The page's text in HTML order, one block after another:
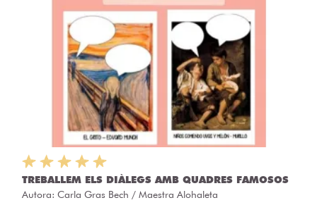
TREBALLEM ELS DIÀLEGS AMB QUADRES FAMOSOS
Autora: Carla Gras Bech / Maestra Alohaleta